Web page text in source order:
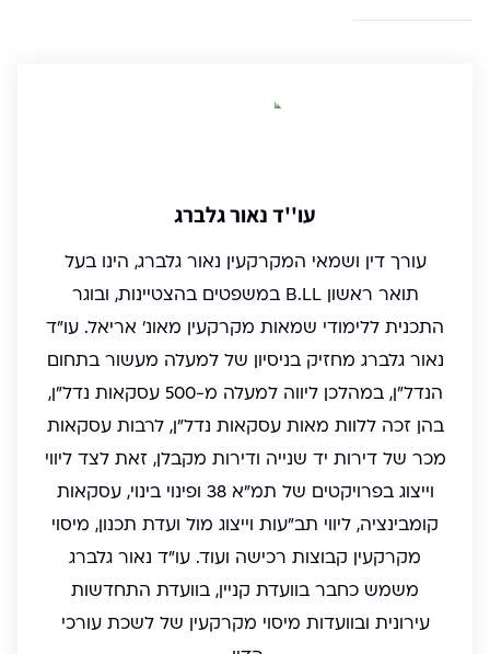
עו''ד נאור גלברג
עורך דין ושמאי המקרקעין נאור גלברג, הינו בעל
תואר ראשון B.LL במשפטים בהצטיינות, ובוגר
התכנית ללימודי שמאות מקרקעין מאונ' אריאל. עו"ד
נאור גלברג מחזיק בניסיון של למעלה מעשור בתחום
הנדל"ן, במהלכן ליווה למעלה מ-500 עסקאות נדל"ן,
בהן זכה ללוות מאות עסקאות נדל"ן, לרבות עסקאות
מכר של דירות יד שנייה ודירות מקבלן, זאת לצד ליווי
וייצוג בפרויקטים של תמ"א 38 ופינוי בינוי, עסקאות
קומבינציה, ליווי תב"עות וייצוג מול ועדת תכנון, מיסוי
מקרקעין קבוצות רכישה ועוד. עו"ד נאור גלברג
משמש כחבר בוועדת קניין, בוועדת התחדשות
עירונית ובוועדות מיסוי מקרקעין של לשכת עורכי